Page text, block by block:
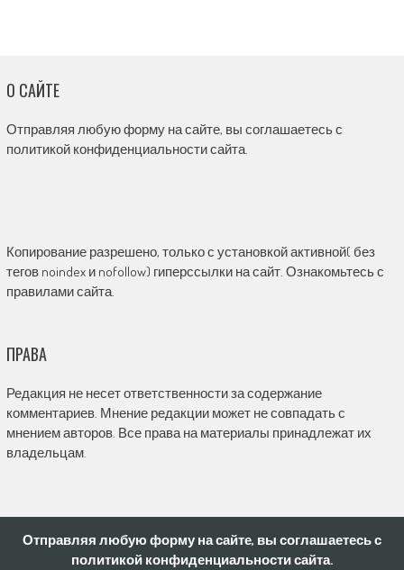
О САЙТЕ
Отправляя любую форму на сайте, вы соглашаетесь с
политикой конфиденциальности сайта.
Копирование разрешено, только с установкой активной( без
тегов noindex и nofollow) гиперссылки на сайт. Ознакомьтесь с
правилами сайта.
ПРАВА
Редакция не несет ответственности за содержание
комментариев. Мнение редакции может не совпадать с
мнением авторов. Все права на материалы принадлежат их
владельцам.
Отправляя любую форму на сайте, вы соглашаетесь с
политикой конфиденциальности сайта.